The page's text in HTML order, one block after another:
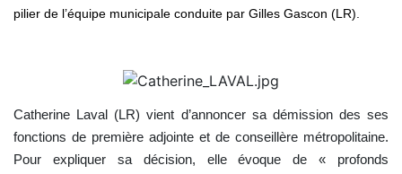
pilier de l’équipe municipale conduite par Gilles Gascon (LR).
Catherine Laval (LR) vient d’annoncer sa démission des ses
fonctions de première adjointe et de conseillère métropolitaine.
Pour expliquer sa décision, elle évoque de « profonds